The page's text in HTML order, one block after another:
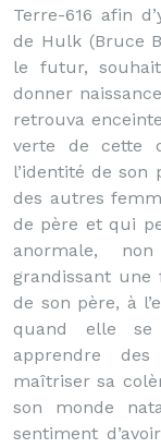
Terre-616 afin
de Hulk (Bruce
le futur,
donner
retrouva
verte de cette
l’identité de
des autres
de père et qui
anormale,
grandissant
de son père, à
quand elle se
apprendre
maîtriser sa
son monde
sentiment